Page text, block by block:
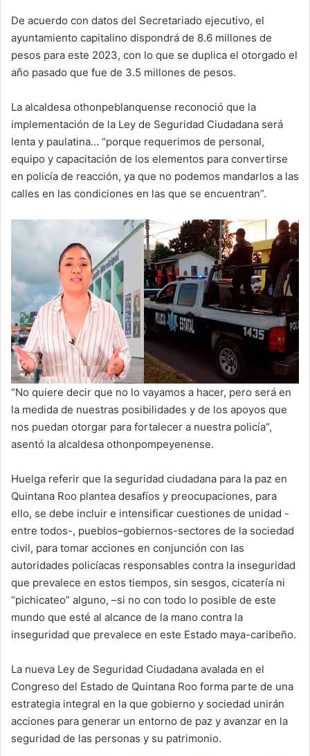
De acuerdo con datos del Secretariado ejecutivo, el
ayuntamiento capitalino dispondrá de 8.6 millones de
pesos para este 2023, con lo que se duplica el otorgado el
año pasado que fue de 3.5 millones de pesos.
La alcaldesa othonpeblanquense reconoció que la
implementación de la Ley de Seguridad Ciudadana será
lenta y paulatina… “porque requerimos de personal,
equipo y capacitación de los elementos para convertirse
en policía de reacción, ya que no podemos mandarlos a las
calles en las condiciones en las que se encuentran”.
“No quiere decir que no lo vayamos a hacer, pero será en
la medida de nuestras posibilidades y de los apoyos que
nos puedan otorgar para fortalecer a nuestra policía”,
asentó la alcaldesa othonpompeyenense.
Huelga referir que la seguridad ciudadana para la paz en
Quintana Roo plantea desafíos y preocupaciones, para
ello, se debe incluir e intensificar cuestiones de unidad -
entre todos-, pueblos–gobiernos-sectores de la sociedad
civil, para tomar acciones en conjunción con las
autoridades policíacas responsables contra la inseguridad
que prevalece en estos tiempos, sin sesgos, cicatería ni
“pichicateo” alguno, –si no con todo lo posible de este
mundo que esté al alcance de la mano contra la
inseguridad que prevalece en este Estado maya-caribeño.
La nueva Ley de Seguridad Ciudadana avalada en el
Congreso del Estado de Quintana Roo forma parte de una
estrategia integral en la que gobierno y sociedad unirán
acciones para generar un entorno de paz y avanzar en la
seguridad de las personas y su patrimonio.